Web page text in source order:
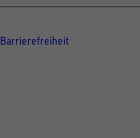
Barrierefreiheit